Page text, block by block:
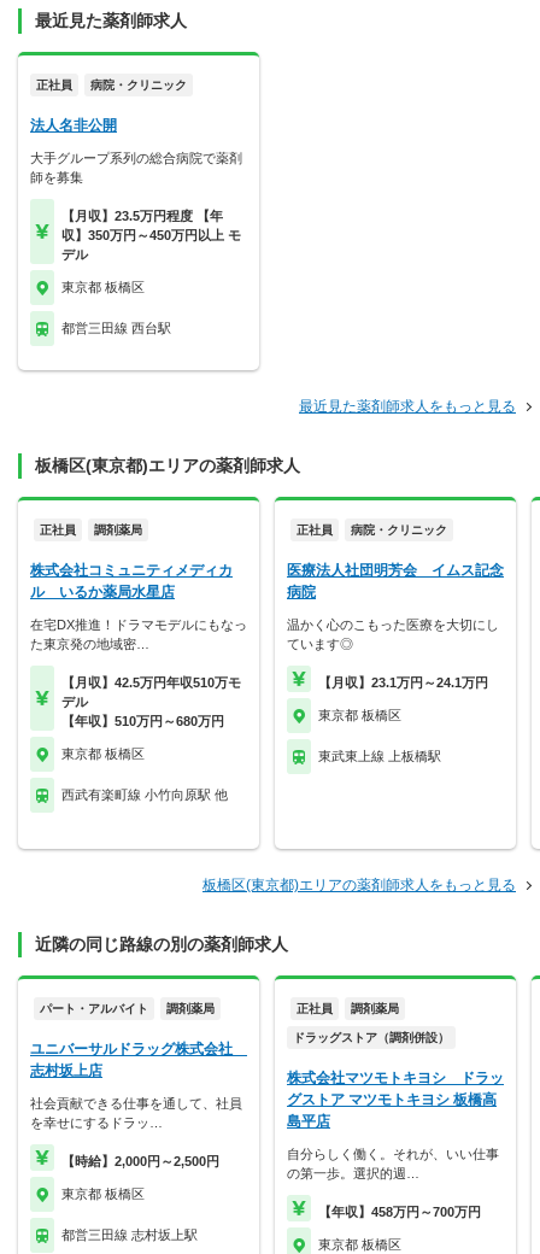
最近見た薬剤師求人
正社員 病院・クリニック
法人名非公開
大手グループ系列の総合病院で薬剤
師を募集
【月収】23.5万円程度 【年
収】350万円～450万円以上 モ
デル
東京都 板橋区
都営三田線 西台駅
最近見た薬剤師求人をもっと見る
板橋区(東京都)エリアの薬剤師求人
正社員 調剤薬局
株式会社コミュニティメディカ
ル いるか薬局水星店
在宅DX推進！ドラマモデルにもなっ
た東京発の地域密…
【月収】42.5万円年収510万モ
デル
【年収】510万円～680万円
東京都 板橋区
西武有楽町線 小竹向原駅 他
正社員 病院・クリニック
医療法人社団明芳会 イムス記念
病院
温かく心のこもった医療を大切にし
ています◎
【月収】23.1万円～24.1万円
東京都 板橋区
東武東上線 上板橋駅
板橋区(東京都)エリアの薬剤師求人をもっと見る
近隣の同じ路線の別の薬剤師求人
パート・アルバイト 調剤薬局
ユニバーサルドラッグ株式会社
志村坂上店
社会貢献できる仕事を通して、社員
を幸せにするドラッ…
【時給】2,000円～2,500円
東京都 板橋区
都営三田線 志村坂上駅
正社員 調剤薬局
ドラッグストア（調剤併設）
株式会社マツモトキヨシ ドラッ
グストア マツモトキヨシ 板橋高
島平店
自分らしく働く。それが、いい仕事
の第一歩。選択的週…
【年収】458万円～700万円
東京都 板橋区